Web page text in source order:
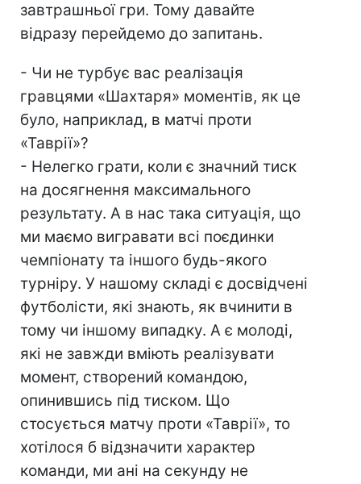
завтрашньої гри. Тому давайте
відразу перейдемо до запитань.
- Чи не турбує вас реалізація
гравцями «Шахтаря» моментів, як це
було, наприклад, в матчі проти
«Таврії»?
- Нелегко грати, коли є значний тиск
на досягнення максимального
результату. А в нас така ситуація, що
ми маємо вигравати всі поєдинки
чемпіонату та іншого будь-якого
турніру. У нашому складі є досвідчені
футболісти, які знають, як вчинити в
тому чи іншому випадку. А є молоді,
які не завжди вміють реалізувати
момент, створений командою,
опинившись під тиском. Що
стосується матчу проти «Таврії», то
хотілося б відзначити характер
команди, ми ані на секунду не